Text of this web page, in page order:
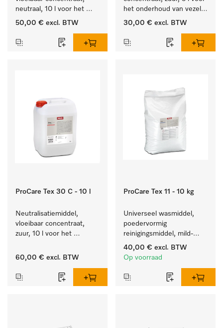
neutraal, 10 l voor het
effectief verwijderen van
50,00 € excl. BTW
het onderhoud van vezels
zodat het textiel lang
30,00 € excl. BTW
ProCare Tex 30 C - 10 l
Neutralisatiemiddel,
vloeibaar concentraat,
zuur, 10 l voor het
het textiel door
60,00 € excl. BTW
ProCare Tex 11 - 10 kg
Universeel wasmiddel,
poedervormig
reinigingsmiddel, mild-
alkalisch, 10 kg voor het
reinigen van wit wasgoed
40,00 € excl. BTW
Op voorraad